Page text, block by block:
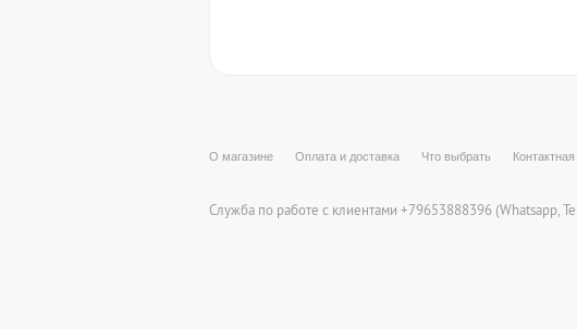
О магазине Оплата и доставка Что выбрать
Служба по работе с клиентами +79653888396 (Whatsapp ,